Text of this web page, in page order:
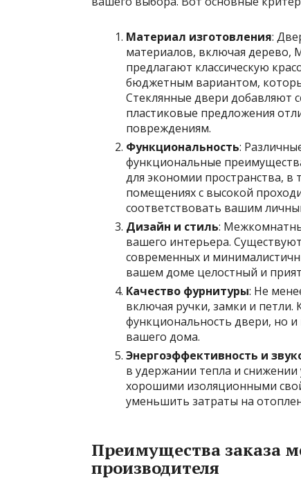
Материал изготовления:
материалов, включая дерево,
предлагают классическую
бюджетным вариантом,
Стеклянные двери добавляют
пластиковые предложения
повреждениям.
Функциональность:
функциональные
для экономии пространства,
помещениях с высокой
соответствовать вашим
Дизайн и стиль:
вашего интерьера.
современных и
вашем доме целостный и
Качество фурнитуры: Не
включая ручки, замки и петли.
функциональность двери, но и
вашего дома.
Энергоэффективность и
в удержании тепла и
хорошими изоляционными
уменьшить затраты на
Преимущества заказа
производителя